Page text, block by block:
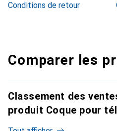
Conditions de retour
Comparer les
Classement des
produit Coque pour